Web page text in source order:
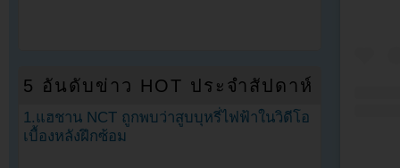
5 อันดับข่าว HOT ประจำสัปดาห์
1.แฮชาน NCT ถูกพบว่าสูบบุหรี่ไฟฟ้าในวิดีโอ
เบื้องหลังฝึกซ้อม